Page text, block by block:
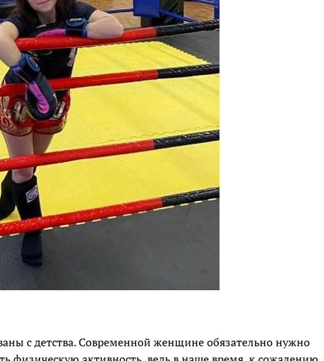
с детства. Современной женщине обязательно нужно